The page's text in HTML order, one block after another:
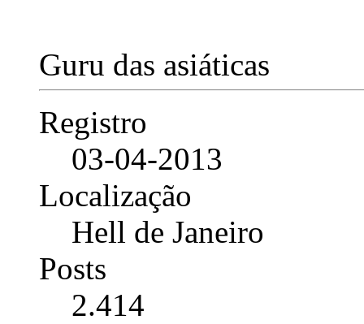
Guru das asiáticas
Registro
03-04-2013
Localização
Hell de Janeiro
Posts
2.414